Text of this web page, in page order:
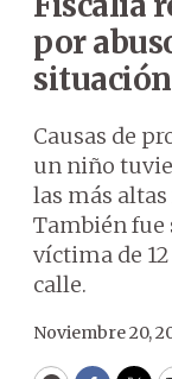
por
Causas de
un niño
las más
También fue
víctima de
calle.
Noviembre 20,